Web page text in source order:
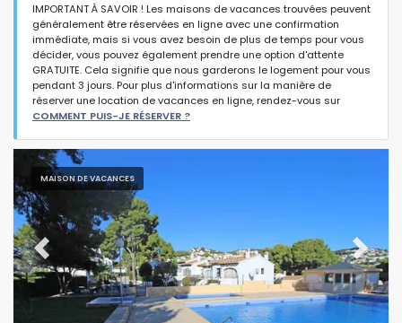
Type d'hébergement
Personnes
Chambres
Salles de bains
IMPORTANT À SAVOIR ! Les maisons de vacances trouvées peuvent
généralement être réservées en ligne avec une confirmation
immédiate, mais si vous avez besoin de plus de temps pour vous
décider, vous pouvez également prendre une option d'attente
GRATUITE. Cela signifie que nous garderons le logement pour vous
pendant 3 jours. Pour plus d'informations sur la manière de
réserver une location de vacances en ligne, rendez-vous sur
COMMENT PUIS-JE RÉSERVER ?
MAISON DE VACANCES
Previous Next